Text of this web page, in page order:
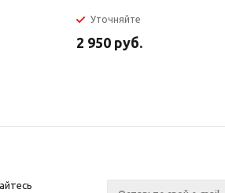
Уточняйте
2 950 руб.